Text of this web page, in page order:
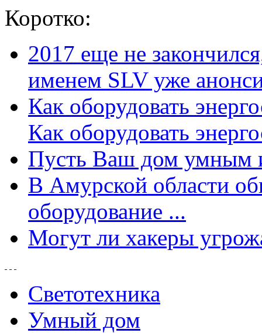
Коротко:
2017 еще не
именем SLV уже
Как оборудовать
Как оборудовать
Пусть Ваш дом умным
В Амурской области
оборудование ...
Могут ли хакеры
Светотехника
Умный дом